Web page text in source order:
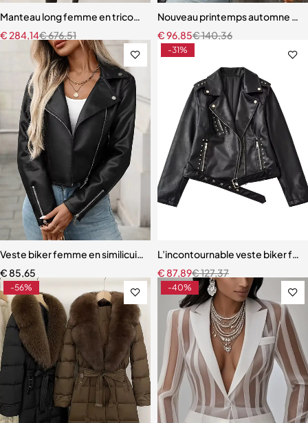
Manteau long femme en tricot – Ceinture chaude et col en
€676,51
€284,14
Nouveau printemps automne
€140,36
€96,85
Veste biker femme en similicuir noir – Coupe ample et courte, style
€ 85,65
-31%
L’incontournable veste biker
€127,37
€ 87,89
-56% -40%